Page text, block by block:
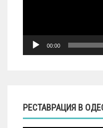
00:00
РЕСТАВРАЦИЯ В